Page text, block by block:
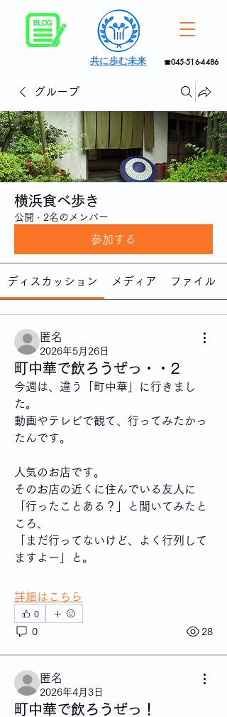
☎045-516-4486
共に歩む未来
グループ
横浜食べ歩き
公開 · 2名のメンバー
参加する
ディスカッション メディア ファイル
匿名
2026年5月26日
町中華で飲ろうぜっ・・2
今週は、違う「町中華」に行きまし
た。
動画やテレビで観て、行ってみたかっ
たんです。
人気のお店です。
そのお店の近くに住んでいる友人に
「行ったことある？」と聞いてみたと
ころ、
「まだ行ってないけど、よく行列して
ますよー」と。
詳細はこちら
0
0 28
匿名
2026年4月3日
町中華で飲ろうぜっ！